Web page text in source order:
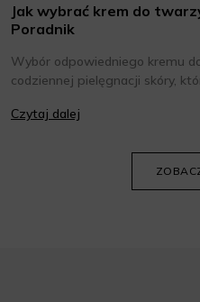
Jak wybrać krem do
Poradnik
Wybór odpowiedniego kremu
codziennej pielęgnacji skóry,
oraz wiedzieć, jak dopasować je
Czytaj dalej